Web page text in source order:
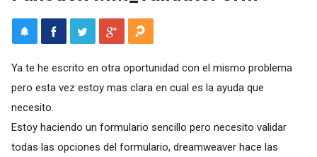
Ya te he escrito en otra oportunidad con el mismo problema
pero esta vez estoy mas clara en cual es la ayuda que
necesito.
Estoy haciendo un formulario sencillo pero necesito validar
todas las opciones del formulario, dreamweaver hace las